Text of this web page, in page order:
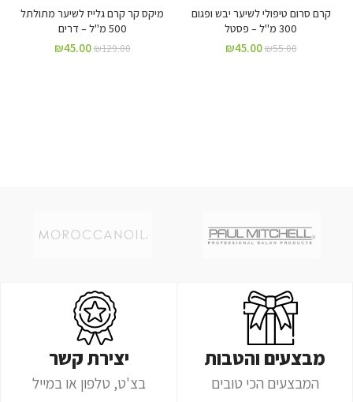
קרם סרום טיפולי לשיער יבש ופגום
300 מ"ל – פסטל
₪55.00
₪45.00
מיקס קר קרם גלייז לשיער מתולתל
500 מ"ל – דרים
₪129.00
₪45.00
מבצעים והטבות
המבצעים הכי טובים
יצירת קשר
בצ'ט, טלפון או במייל